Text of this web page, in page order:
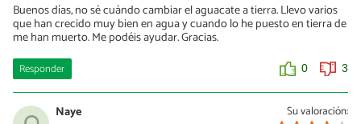
Buenos días, no sé cuándo cambiar el aguacate a tierra. Llevo varios
que han crecido muy bien en agua y cuando lo he puesto en tierra de
me han muerto. Me podéis ayudar. Gracias.
Responder 0 3
Su valoración:
Naye